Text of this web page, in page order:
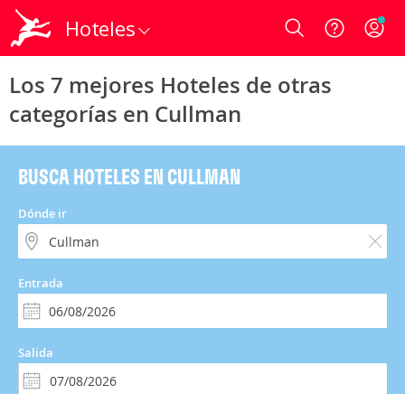
Hoteles Login
Los 7 mejores Hoteles de otras
categorías en Cullman
BUSCA HOTELES EN CULLMAN
Dónde ir
Entrada
Salida